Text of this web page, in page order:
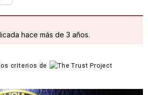
hace más de 3 años.
criterios de